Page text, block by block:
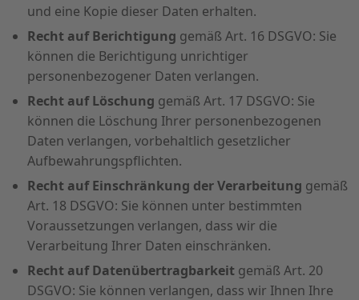
und eine Kopie dieser Daten erhalten.
Recht auf Berichtigung gemäß Art. 16 DSGVO: Sie
können die Berichtigung unrichtiger
personenbezogener Daten verlangen.
Recht auf Löschung gemäß Art. 17 DSGVO: Sie
können die Löschung Ihrer personenbezogenen
Daten verlangen, vorbehaltlich gesetzlicher
Aufbewahrungspflichten.
Recht auf Einschränkung der Verarbeitung gemäß
Art. 18 DSGVO: Sie können unter bestimmten
Voraussetzungen verlangen, dass wir die
Verarbeitung Ihrer Daten einschränken.
Recht auf Datenübertragbarkeit gemäß Art. 20
DSGVO: Sie können verlangen, dass wir Ihnen Ihre